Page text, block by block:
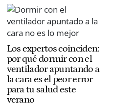
Los expertos coinciden:
por qué dormir con el
ventilador apuntando a
la cara es el peor error
para tu salud este
verano